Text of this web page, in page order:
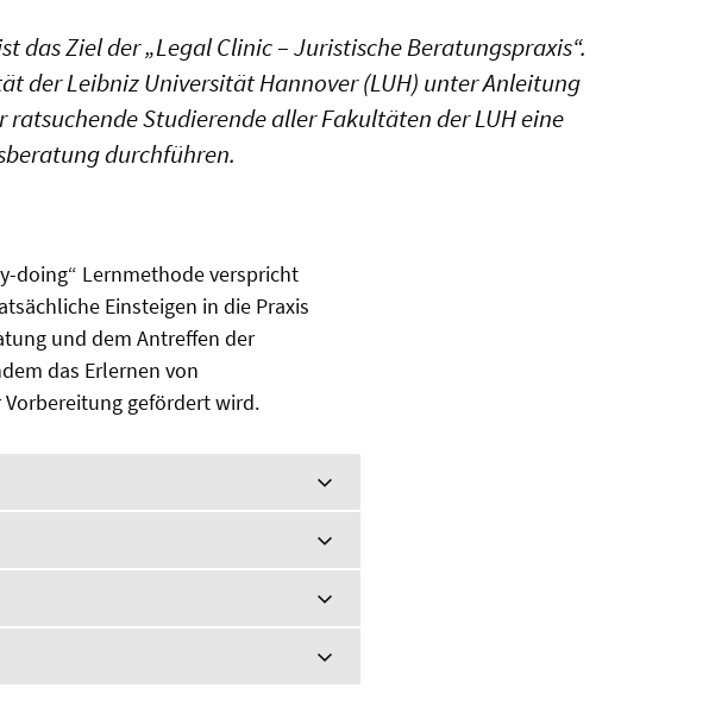
Ziel der „Legal Clinic – Juristische Beratungspraxis“.
der Leibniz Universität Hannover (LUH) unter Anleitung
Studierende aller Fakultäten der LUH eine
durchführen.
doing“ Lernmethode verspricht
Einsteigen in die Praxis
und dem Antreffen der
das Erlernen von
gefördert wird.